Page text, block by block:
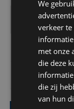
NTTB
Squash
RVVB
We
verkeer
met onze
die deze
die zij
van hun